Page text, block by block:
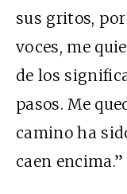
sus gritos,
voces, me
de los
pasos. Me
camino ha
caen encima.”